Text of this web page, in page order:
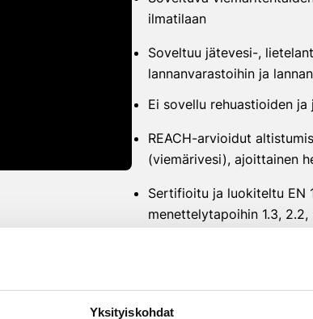
Yksityiskohdat
ilmatilaan
Soveltuu jätevesi-,
lannanvarastoihin ja
Ei sovellu rehuastioiden
REACH-arvioidut
(viemärivesi), ajoittainen
Sertifioitu ja luokiteltu EN
menettelytapoihin 1.3, 2.2,